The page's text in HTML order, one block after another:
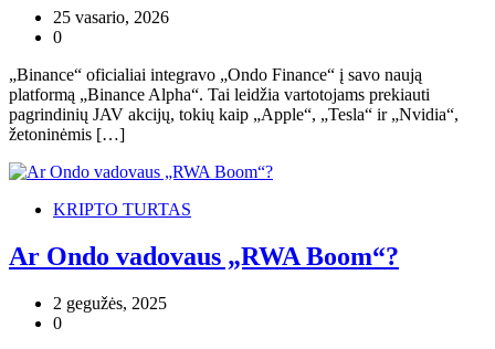
25 vasario, 2026
0
„Binance“ oficialiai integravo „Ondo Finance“ į savo naują
platformą „Binance Alpha“. Tai leidžia vartotojams prekiauti
pagrindinių JAV akcijų, tokių kaip „Apple“, „Tesla“ ir „Nvidia“,
žetoninėmis […]
KRIPTO TURTAS
Ar Ondo vadovaus „RWA Boom“?
2 gegužės, 2025
0